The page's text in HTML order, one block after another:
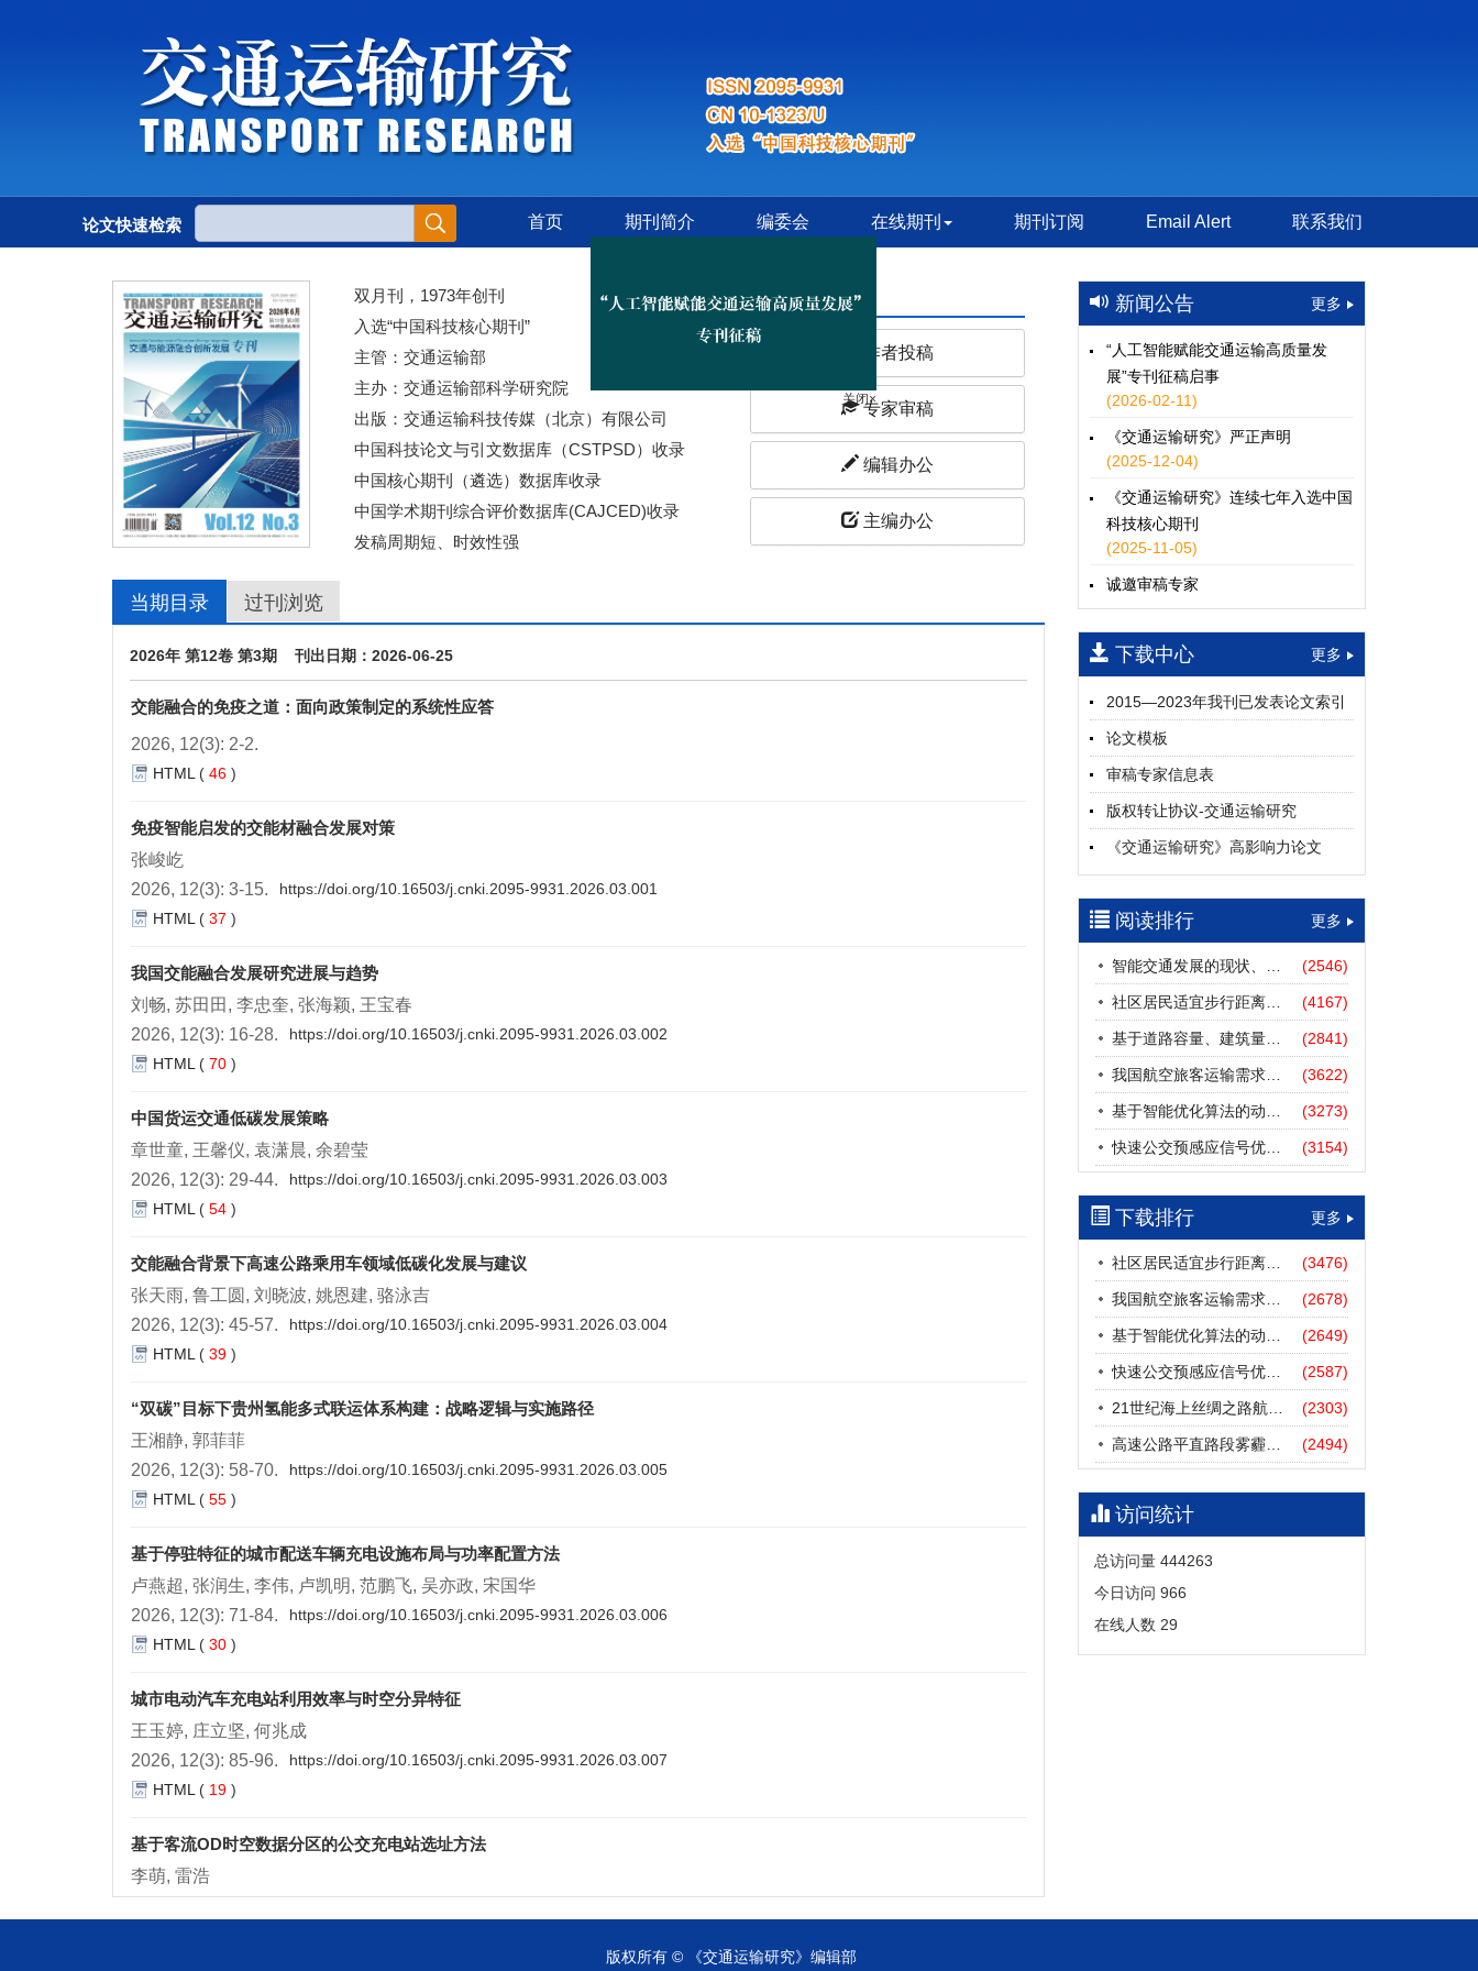
关闭×
论文快速检索 首页 期刊简介 编委会 在线期刊 期刊订阅 Email Alert 联系我们
双月刊，1973年创刊
入选“中国科技核心期刊”
主管：交通运输部
主办：交通运输部科学研究院
出版：交通运输科技传媒（北京）有限公司
中国科技论文与引文数据库（CSTPSD）收录
中国核心期刊（遴选）数据库收录
中国学术期刊综合评价数据库(CAJCED)收录
发稿周期短、时效性强
在线办公
作者投稿
专家审稿
编辑办公
主编办公
当期目录 过刊浏览
2026年 第12卷 第3期 刊出日期：2026-06-25
交能融合的免疫之道：面向政策制定的系统性应答
2026, 12(3): 2-2.
HTML ( 46 )
免疫智能启发的交能材融合发展对策
张峻屹
2026, 12(3): 3-15.
https://doi.org/10.16503/j.cnki.2095-9931.2026.03.001
HTML ( 37 )
我国交能融合发展研究进展与趋势
刘畅, 苏田田, 李忠奎, 张海颖, 王宝春
2026, 12(3): 16-28.
https://doi.org/10.16503/j.cnki.2095-9931.2026.03.002
HTML ( 70 )
中国货运交通低碳发展策略
章世童, 王馨仪, 袁潇晨, 余碧莹
2026, 12(3): 29-44.
https://doi.org/10.16503/j.cnki.2095-9931.2026.03.003
HTML ( 54 )
交能融合背景下高速公路乘用车领域低碳化发展与建议
张天雨, 鲁工圆, 刘晓波, 姚恩建, 骆泳吉
2026, 12(3): 45-57.
https://doi.org/10.16503/j.cnki.2095-9931.2026.03.004
HTML ( 39 )
“双碳”目标下贵州氢能多式联运体系构建：战略逻辑与实施路径
王湘静, 郭菲菲
2026, 12(3): 58-70.
https://doi.org/10.16503/j.cnki.2095-9931.2026.03.005
HTML ( 55 )
基于停驻特征的城市配送车辆充电设施布局与功率配置方法
卢燕超, 张润生, 李伟, 卢凯明, 范鹏飞, 吴亦政, 宋国华
2026, 12(3): 71-84.
https://doi.org/10.16503/j.cnki.2095-9931.2026.03.006
HTML ( 30 )
城市电动汽车充电站利用效率与时空分异特征
王玉婷, 庄立坚, 何兆成
2026, 12(3): 85-96.
https://doi.org/10.16503/j.cnki.2095-9931.2026.03.007
HTML ( 19 )
基于客流OD时空数据分区的公交充电站选址方法
李萌, 雷浩
新闻公告 更多
“人工智能赋能交通运输高质量发
展”专刊征稿启事
(2026-02-11)
《交通运输研究》严正声明
(2025-12-04)
《交通运输研究》连续七年入选中国
科技核心期刊
(2025-11-05)
诚邀审稿专家
(2024-04-25)
下载中心 更多
2015—2023年我刊已发表论文索引
论文模板
审稿专家信息表
版权转让协议-交通运输研究
《交通运输研究》高影响力论文
（2012—2022）
参考文献及常用法定计量单位样例
中英文摘要撰写规范及样例
阅读排行 更多
(2546)
社区居民适宜步行距离阈值研究 (4167)
基于道路容量、建筑量、汽车保有量的拥堵指数敏感性分析 (2841)
我国航空旅客运输需求预测——基于计量经济学与系统动力学组合模型 (3622)
(3273)
快速公交预感应信号优先协调控制策略 (3154)
下载排行 更多
社区居民适宜步行距离阈值研究 (3476)
我国航空旅客运输需求预测——基于计量经济学与系统动力学组合模型 (2678)
(2649)
快速公交预感应信号优先协调控制策略 (2587)
(2303)
高速公路平直路段雾霾天气下的IDM跟驰模型分析 (2494)
访问统计
总访问量 444263
今日访问 966
在线人数 29
版权所有 © 《交通运输研究》编辑部